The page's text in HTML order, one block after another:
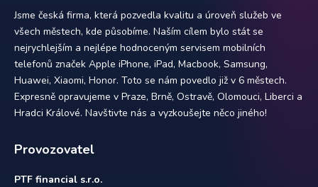
Jsme česká firma, která pozvedla kvalitu a úroveň služeb ve
všech městech, kde působíme. Naším cílem bylo stát se
nejrychlejším a nejlépe hodnoceným servisem mobilních
telefonů značek Apple iPhone, iPad, Macbook, Samsung,
Huawei, Xiaomi, Honor. Toto se nám povedlo již v 6 městech.
Expresně opravujeme v Praze, Brně, Ostravě, Olomouci, Liberci a
Hradci Králové. Navštivte nás a vyzkoušejte něco jiného!
Provozovatel
PTF financial s.r.o.